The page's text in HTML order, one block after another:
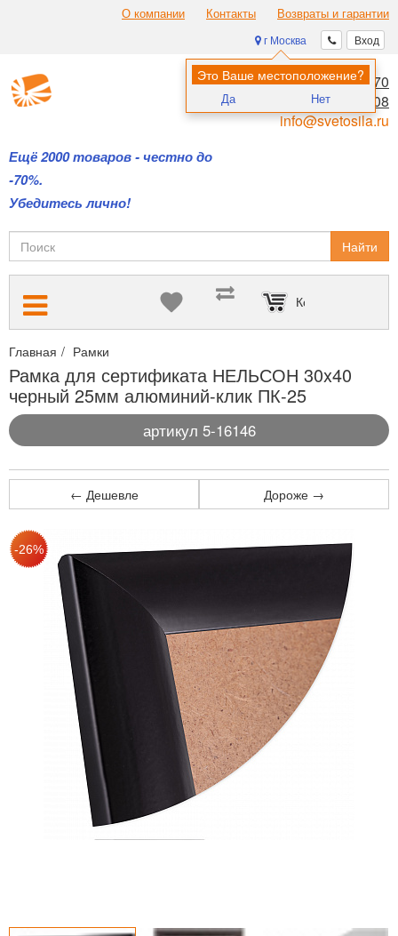
О компании Контакты Возвраты и гарантии
Вход
г Москва
Это Ваше местоположение?
Да Нет
Ещё 2000 товаров - честно до
-70%.
Убедитесь лично!
8 (495) 970-00-70
8 (800) 700-11-08
info@svetosila.ru
Найти
Корзина пуста
Главная Рамки
Рамка для сертификата НЕЛЬСОН 30x40
черный 25мм алюминий-клик ПК-25
артикул 5-16146
← Дешевле Дороже →